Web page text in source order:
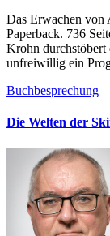
Das Erwachen von Andreas Brandhorst. Piper Verlag 2017.
Paperback. 736
Krohn durchstöbert
unfreiwillig ein
Buchbesprechung
Die Welten der